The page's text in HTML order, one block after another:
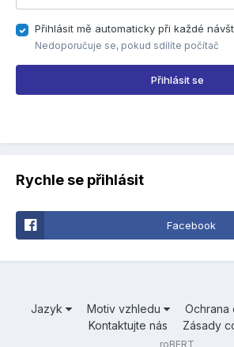
Přihlásit mě automaticky při každé
Nedoporučuje se, pokud sdílíte počítač
Přihlásit se
Rychle se přihlásit
Facebook
Jazyk Motiv vzhledu
Ochrana
Kontaktujte nás
Zásady
roBERT